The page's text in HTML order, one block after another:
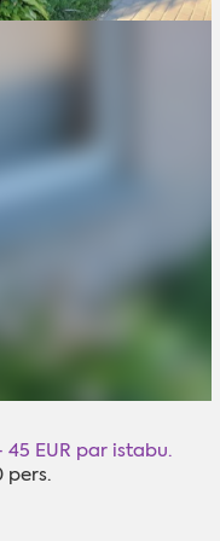
45 EUR par istabu.
pers.